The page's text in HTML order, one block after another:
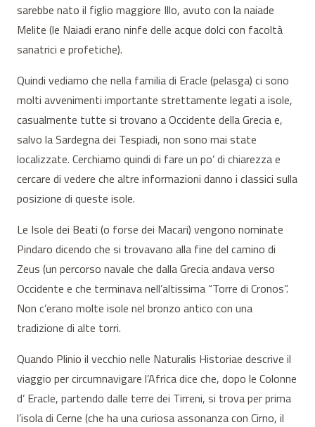
sarebbe nato il figlio maggiore Illo, avuto con la naiade
Melite (le Naiadi erano ninfe delle acque dolci con facoltà
sanatrici e profetiche).
Quindi vediamo che nella familia di Eracle (pelasga) ci sono
molti avvenimenti importante strettamente legati a isole,
casualmente tutte si trovano a Occidente della Grecia e,
salvo la Sardegna dei Tespiadi, non sono mai state
localizzate. Cerchiamo quindi di fare un po’ di chiarezza e
cercare di vedere che altre informazioni danno i classici sulla
posizione di queste isole.
Le Isole dei Beati (o forse dei Macari) vengono nominate
Pindaro dicendo che si trovavano alla fine del camino di
Zeus (un percorso navale che dalla Grecia andava verso
Occidente e che terminava nell’altissima “Torre di Cronos”.
Non c’erano molte isole nel bronzo antico con una
tradizione di alte torri.
Quando Plinio il vecchio nelle Naturalis Historiae descrive il
viaggio per circumnavigare l’Africa dice che, dopo le Colonne
d’ Eracle, partendo dalle terre dei Tirreni, si trova per prima
l’isola di Cerne (che ha una curiosa assonanza con Cirno, il